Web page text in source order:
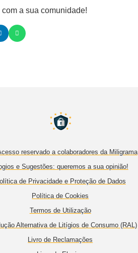
a sua comunidade!
reservado a colaboradores da Miligrama
e Sugestões: queremos a sua opinião!
de Privacidade e Proteção de Dados
Política de Cookies
Termos de Utilização
Alternativa de Litígios de Consumo (RAL)
Livro de Reclamações